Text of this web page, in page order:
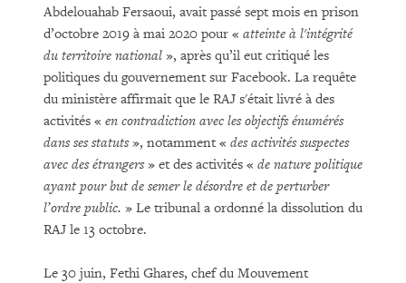
Abdelouahab Fersaoui, avait passé sept mois en prison
d’octobre 2019 à mai 2020 pour « atteinte à l'intégrité
du territoire national », après qu’il eut critiqué les
politiques du gouvernement sur Facebook. La requête
du ministère affirmait que le RAJ s'était livré à des
activités « en contradiction avec les objectifs énumérés
dans ses statuts», notamment « des activités suspectes
avec des étrangers» et des activités « de nature politique
ayant pour but de semer le désordre et de perturber
l’ordre public. » Le tribunal a ordonné la dissolution du
RAJ le 13 octobre.
Le 30 juin, Fethi Ghares, chef du Mouvement